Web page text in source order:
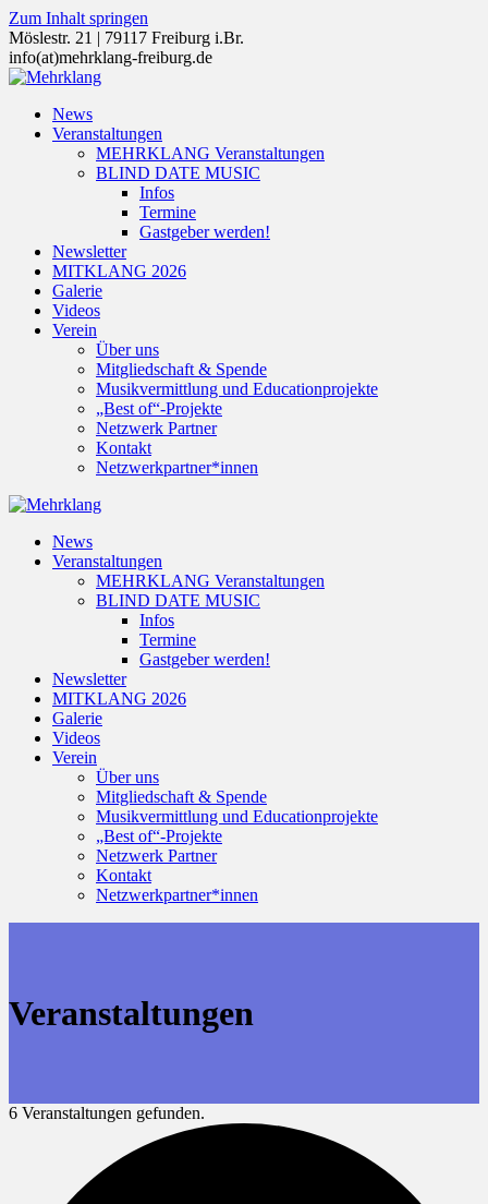
Zum Inhalt springen
Möslestr. 21 | 79117 Freiburg i.Br.
info(at)mehrklang-freiburg.de
News
Veranstaltungen
MEHRKLANG Veranstaltungen
BLIND DATE MUSIC
Infos
Termine
Gastgeber werden!
Newsletter
MITKLANG 2026
Galerie
Videos
Verein
Über uns
Mitgliedschaft & Spende
Musikvermittlung und Educationprojekte
„Best of“-Projekte
Netzwerk Partner
Kontakt
Netzwerkpartner*innen
News
Veranstaltungen
MEHRKLANG Veranstaltungen
BLIND DATE MUSIC
Infos
Termine
Gastgeber werden!
Newsletter
MITKLANG 2026
Galerie
Videos
Verein
Über uns
Mitgliedschaft & Spende
Musikvermittlung und Educationprojekte
„Best of“-Projekte
Netzwerk Partner
Kontakt
Netzwerkpartner*innen
Veranstaltungen
6 Veranstaltungen gefunden.